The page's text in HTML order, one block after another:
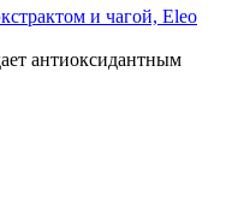
и чагой, Eleo
антиоксидантным